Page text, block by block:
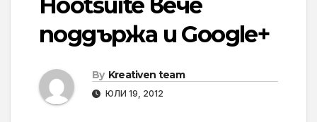
Hootsuite вече
поддържа и Google+
By Kreativen team
ЮЛИ 19, 2012